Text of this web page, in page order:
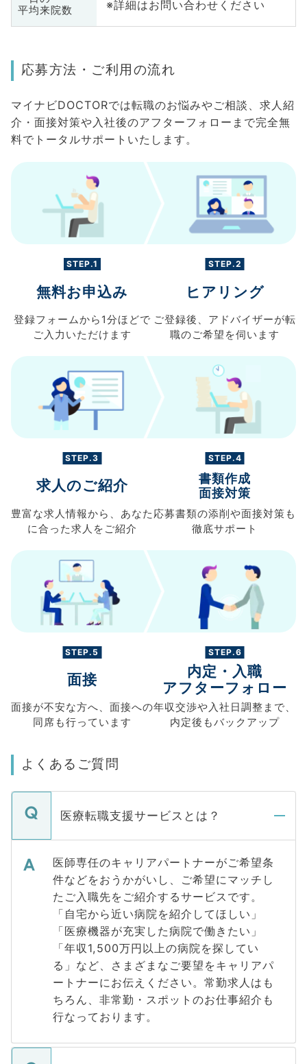
平均来院数
※詳細はお問い合わせください
応募方法・ご利用の流れ
マイナビDOCTORでは転職のお悩みやご相談、求人紹
介・面接対策や入社後のアフターフォローまで完全無
料でトータルサポートいたします。
STEP.1
無料お申込み
登録フォームから 1分ほどで
ご入力 いただけます
STEP.2
ヒアリング
ご登録後、 アドバイザーが転
職のご希望を伺います
STEP.3
求人のご紹介
豊富な求人情報から、 あなた
に合った求人を ご紹介
STEP.4
書類作成
面接対策
応募書類の添削や面接対策も
徹底サポート
STEP.5
面接
面接が不安な方へ、 面接への
同席も行っています
STEP.6
内定・入職
アフターフォロー
年収交渉や入社日調整まで、
内定後もバックアップ
よくあるご質問
医療転職支援サービスとは？
医師専任のキャリアパートナーがご希望条
件などをおうかがいし、ご希望にマッチし
たご入職先をご紹介するサービスです。
「自宅から近い病院を紹介してほしい」
「医療機器が充実した病院で働きたい」
「年収1,500万円以上の病院を探してい
る」など、さまざまなご要望をキャリアパ
ートナーにお伝えください。常勤求人はも
ちろん、非常勤・スポットのお仕事紹介も
行なっております。